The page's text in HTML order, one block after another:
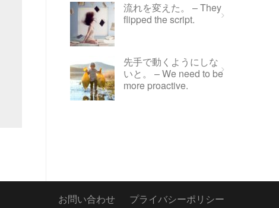
流れを変えた。 – They
flipped the script.
先手で動くようにしな
いと。 – We need to be
more proactive.
お問い合わせ プライバシーポリシー